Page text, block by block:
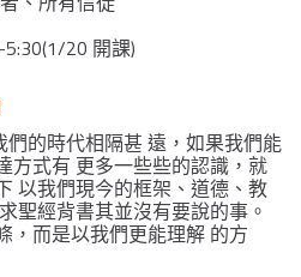
1/20 開課)
們的時代相隔甚 遠，如果我們能
方式有 更多一些些的認識，就
以我們現今的框架、道德、教
聖經背書其並沒有要說的事。
，而是以我們更能理解 的方